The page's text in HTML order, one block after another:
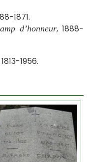
1871.
d’honneur, 1888-
1956.